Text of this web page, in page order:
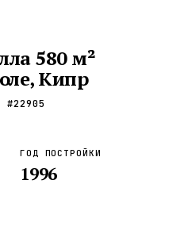
Кипр
580 м²
Кипр
#22905
ГОД ПОСТРОЙКИ
1996